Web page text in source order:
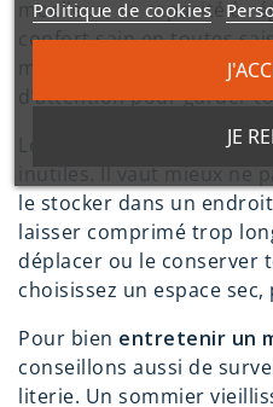
moelleux, sa capacité à
confort sain en toutes
matière naturelle, elle
d’attention pour garder
Le premier réflexe
inutiles. Il vaut mieux ne
le stocker dans un
laisser comprimé trop
déplacer ou le conserver
choisissez un espace
Pour bien entretenir un
conseillons aussi de
literie. Un sommier
Politique de cookies
JE